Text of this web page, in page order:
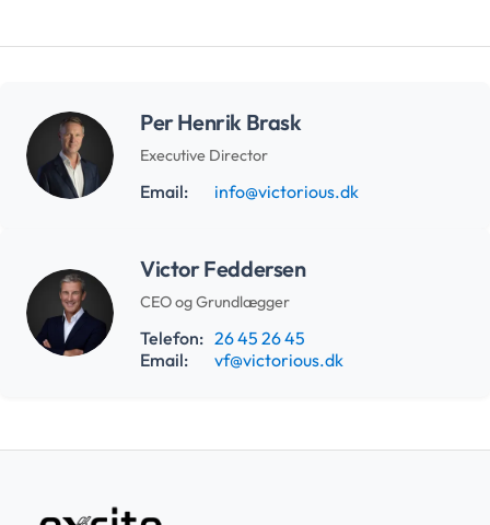
Per Henrik Brask
Executive Director
Email: info@victorious.dk
Victor Feddersen
CEO og Grundlægger
Telefon: 26 45 26 45
Email:
vf@victorious.dk